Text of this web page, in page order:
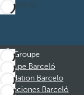
M’abonner
Groupe
Groupe Barceló
Fondation Barcelo
Vacaciones Barceló